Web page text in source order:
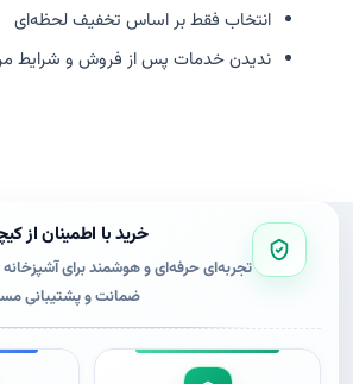
انتخاب فقط بر اساس تخفیف لحظه‌ای
ندیدن خدمات پس از فروش و شرایط
خرید با اطمینان از
تجربه‌ای حرفه‌ای و هوشمند برای
ضمانت و پشتیبانی